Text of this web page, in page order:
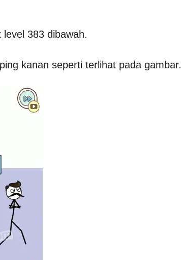
383 dibawah.
kanan seperti terlihat pada gambar.